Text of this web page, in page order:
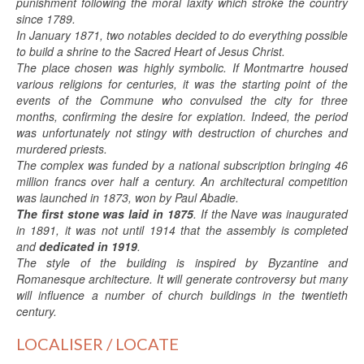
since 1789.
In January 1871, two notables decided to do everything possible
to build a shrine to the Sacred Heart of Jesus Christ.
The place chosen was highly symbolic. If Montmartre housed
various religions for centuries, it was the starting point of the
events of the Commune who convulsed the city for three
months, confirming the desire for expiation. Indeed, the period
was unfortunately not stingy with destruction of churches and
murdered priests.
The complex was funded by a national subscription bringing 46
million francs over half a century. An architectural competition
was launched in 1873, won by Paul Abadie.
The first stone was laid in 1875. If the Nave was inaugurated
in 1891, it was not until 1914 that the assembly is completed
anddedicated in 1919.
The style of the building is inspired by Byzantine and
Romanesque architecture. It will generate controversy but many
will influence a number of church buildings in the twentieth
century.
LOCALISER / LOCATE